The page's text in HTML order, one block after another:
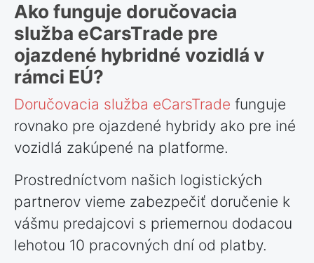
Ako funguje doručovacia
služba eCarsTrade pre
ojazdené hybridné vozidlá v
rámci EÚ?
Doručovacia služba eCarsTrade funguje
rovnako pre ojazdené hybridy ako pre iné
vozidlá zakúpené na platforme.
Prostredníctvom našich logistických
partnerov vieme zabezpečiť doručenie k
vášmu predajcovi s priemernou dodacou
lehotou 10 pracovných dní od platby.